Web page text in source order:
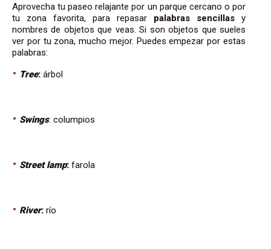
Aprovecha tu paseo relajante por un parque cercano o por
tu zona favorita, para repasar palabras sencillas y
nombres de objetos que veas. Si son objetos que sueles
ver por tu zona, mucho mejor. Puedes empezar por estas
palabras:
Tree: árbol
Swings: columpios
Street lamp: farola
River: río